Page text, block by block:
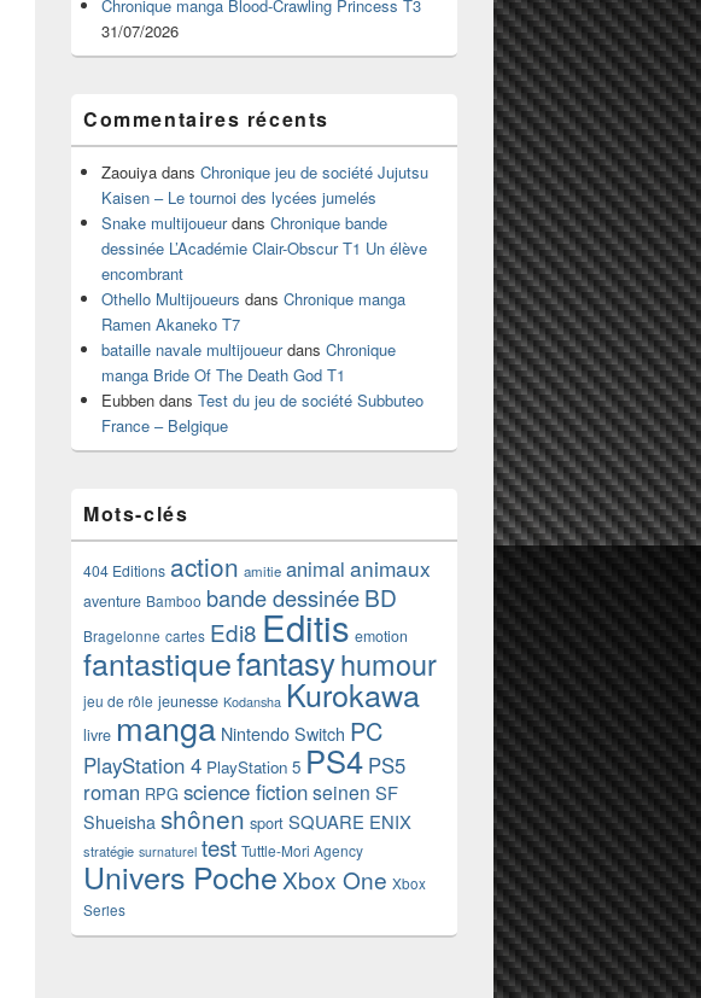
Chronique manga Blood-Crawling Princess T3
31/07/2026
Commentaires récents
Zaouiya dans Chronique jeu de société Jujutsu
Kaisen – Le tournoi des lycées jumelés
Snake multijoueurdans Chronique bande
dessinée L’Académie Clair-Obscur T1 Un élève
encombrant
Othello Multijoueurs dans Chronique manga
Ramen Akaneko T7
bataille navale multijoueurdans Chronique
manga Bride Of The Death God T1
Eubben dans Test du jeu de société Subbuteo
France – Belgique
Mots-clés
404 Editions action amitie animal animaux
aventure Bamboo bande dessinéeBD
Bragelonne cartes Edi8 Editis emotion
fantastiquefantasyhumour
jeu de rôle jeunesse Kodansha Kurokawa
livre manga Nintendo Switch PC
PlayStation 4 PlayStation 5 PS4 PS5
roman RPG science fictionseinen SF
Shueisha shônen sport SQUARE ENIX
stratégie surnaturel test Tuttle-Mori Agency
Univers Poche Xbox One Xbox
Series